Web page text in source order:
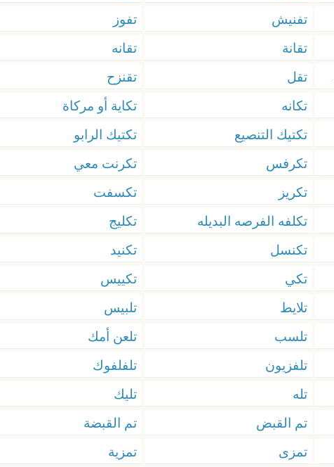
تفنيش
تفوز
تقانة
تقانه
تقل
تقنزح
تكانه
تكاية أو مركاة
تكتيك التنصيع
تكتيك الرابو
تكرفس
تكرنت معي
تكريز
تكسفت
تكلفه الفرصه البديله
تكليج
تكنسل
تكنيد
تكي
تكييس
تلايط
تلبيس
تلسب
تلعن أمك
تلفزيون
تلفلفوك
تله
تليك
تم القبض
تم القبضة
تمزى تمزية